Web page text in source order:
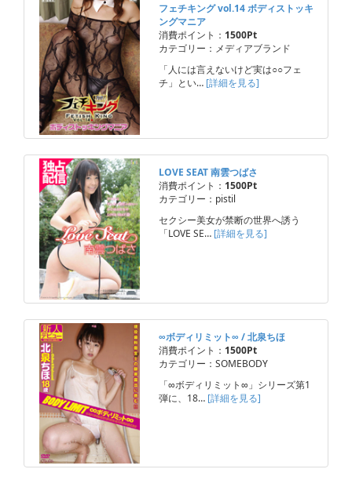
フェチキング vol.14 ボディストッキ
ングマニア
消費ポイント： 1500Pt
カテゴリー：メディアブランド
「人には言えないけど実は○○フェ
チ」とい… [詳細を見る]
LOVE SEAT 南雲つばさ
消費ポイント： 1500Pt
カテゴリー：pistil
セクシー美女が禁断の世界へ誘う
「LOVE SE… [詳細を見る]
∞ボディリミット∞ / 北泉ちほ
消費ポイント： 1500Pt
カテゴリー：SOMEBODY
「∞ボディリミット∞」シリーズ第1
弾に、18… [詳細を見る]